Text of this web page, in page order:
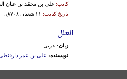
کاتب: علی بن محمّد بن عنان
تاریخ کتابت: ۱۱ شعبان ۷۰۸ق.
العلل
زبان: عربی
نویسنده: علی بن عمر